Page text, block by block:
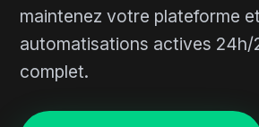
maintenez votre plateforme
automatisations actives 24h/
complet.